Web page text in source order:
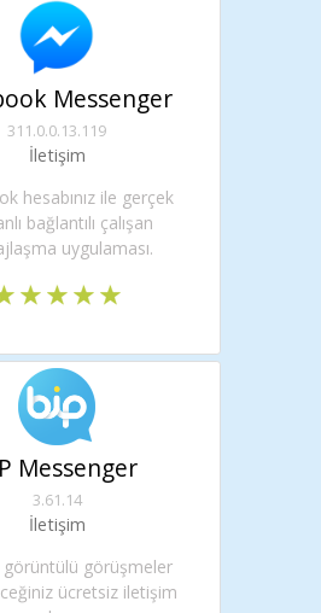
Messenger
311.0.0.13.119
İletişim
hesabınız ile gerçek
bağlantılı çalışan
uygulaması.
Messenger
3.61.14
İletişim
görüntülü görüşmeler
ücretsiz iletişim